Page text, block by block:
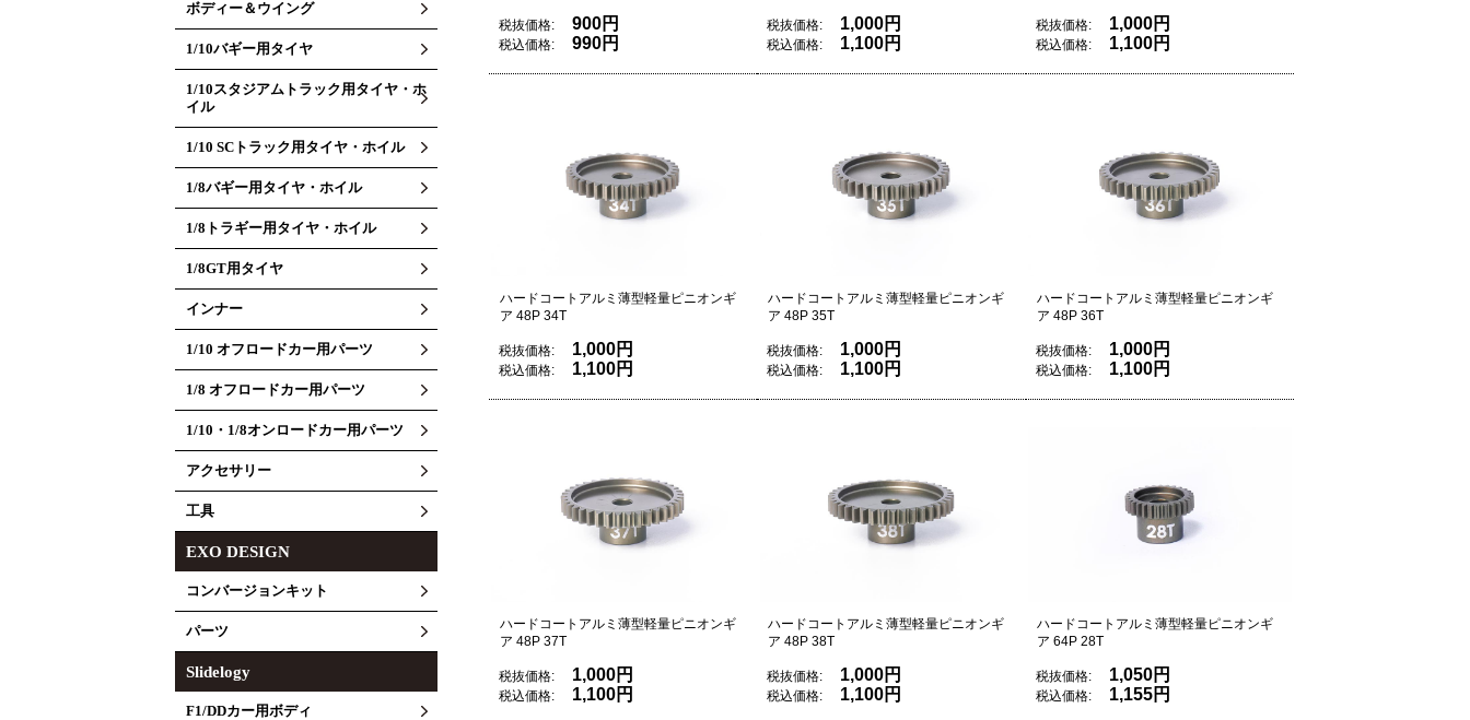
ボディー＆ウイング
1/10バギー用タイヤ
1/10スタジアムトラック用タイヤ・ホ
イル
1/10 SCトラック用タイヤ・ホイル
1/8バギー用タイヤ・ホイル
1/8トラギー用タイヤ・ホイル
1/8GT用タイヤ
インナー
1/10 オフロードカー用パーツ
1/8 オフロードカー用パーツ
1/10・1/8オンロードカー用パーツ
アクセサリー
工具
EXO DESIGN
コンバージョンキット
パーツ
Slidelogy
F1/DDカー用ボディ
税抜価格: 900円
税込価格: 990円
税抜価格: 1,000円
税込価格: 1,100円
税抜価格: 1,000円
税込価格: 1,100円
ハードコートアルミ薄型軽量ピニオンギ
ア 48P 34T
税抜価格: 1,000円
税込価格: 1,100円
ハードコートアルミ薄型軽量ピニオンギ
ア 48P 35T
税抜価格: 1,000円
税込価格: 1,100円
ハードコートアルミ薄型軽量ピニオンギ
ア 48P 36T
税抜価格: 1,000円
税込価格: 1,100円
ハードコートアルミ薄型軽量ピニオンギ
ア 48P 37T
税抜価格: 1,000円
税込価格: 1,100円
ハードコートアルミ薄型軽量ピニオンギ
ア 48P 38T
税抜価格: 1,000円
税込価格: 1,100円
ハードコートアルミ薄型軽量ピニオンギ
ア 64P 28T
税抜価格: 1,050円
税込価格: 1,155円